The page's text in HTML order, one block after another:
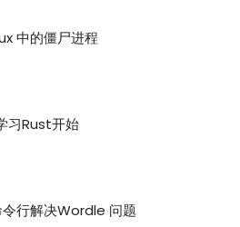
中的僵尸进程
习Rust开始
令行解决Wordle 问题